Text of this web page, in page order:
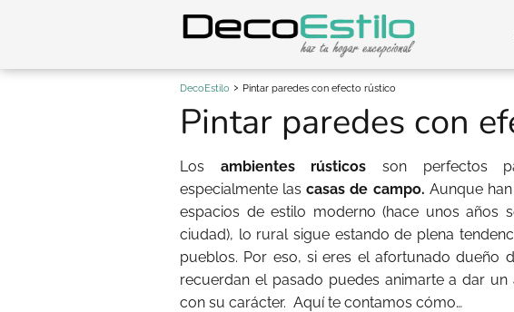
DecoEstilo Pintar paredes con efecto rústico
Pintar paredes con
Los ambientes rústicos son perfectos
especialmente lascasas de campo. Aunque
espacios de estilo moderno (hace unos años
ciudad), lo rural sigue estando de plena
pueblos. Por eso, si eres el afortunado dueño
recuerdan el pasado puedes animarte a dar
con su carácter. Aquí te contamos cómo…